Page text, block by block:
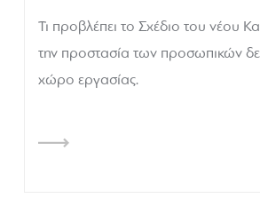
Τι προβλέπει το Σχέδιο του νέου
την προστασία των προσωπικών
χώρο εργασίας.